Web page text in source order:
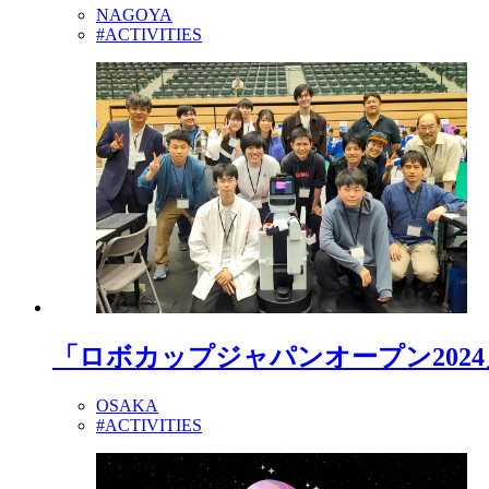
NAGOYA
#ACTIVITIES
「ロボカップジャパンオープン
OSAKA
#ACTIVITIES